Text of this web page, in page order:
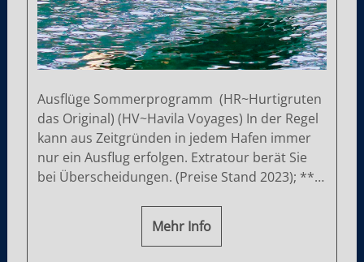
Ausflüge Sommerprogramm (HR~Hurtigruten
das Original) (HV~Havila Voyages) In der Regel
kann aus Zeitgründen in jedem Hafen immer
nur ein Ausflug erfolgen. Extratour berät Sie
bei Überscheidungen. (Preise Stand 2023); **…
Mehr Info